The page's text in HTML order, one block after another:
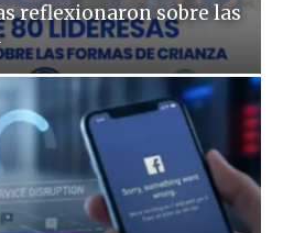
reflexionaron sobre las